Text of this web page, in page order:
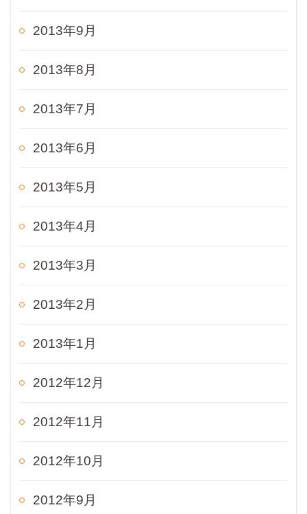
2013年9月
2013年8月
2013年7月
2013年6月
2013年5月
2013年4月
2013年3月
2013年2月
2013年1月
2012年12月
2012年11月
2012年10月
2012年9月